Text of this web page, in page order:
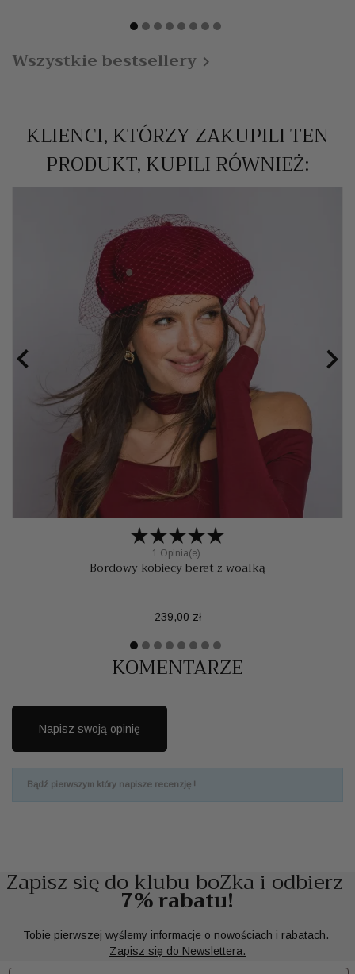
Wszystkie bestsellery 
KLIENCI, KTÓRZY ZAKUPILI TEN
PRODUKT, KUPILI RÓWNIEŻ:
1 Opinia(e)
Bordowy kobiecy beret z woalką
Cena
239,00 zł
 
KOMENTARZE
Napisz swoją opinię
Bądź pierwszym który napisze recenzję !
Zapisz się do klubu boZka i odbierz
7% rabatu!
Tobie pierwszej wyślemy informacje o nowościach i rabatach.
Zapisz się do Newslettera.